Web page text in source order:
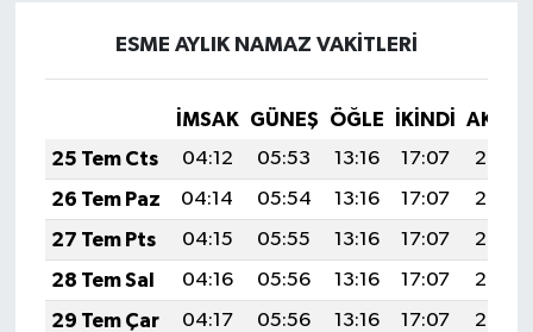
ESME AYLIK NAMAZ VAKITLERI
İMSAK GÜNEŞ ÖĞLE İKINDI
25 Tem Cts
04:12 05:53 13:16 17:07
20:28
26 Tem Paz
04:14 05:54 13:16 17:07
20:28
27 Tem Pts
04:15 05:55 13:16 17:07
20:27
28 Tem Sal
04:16 05:56 13:16 17:07
20:26
29 Tem Çar
04:17 05:56 13:16 17:07
20:25